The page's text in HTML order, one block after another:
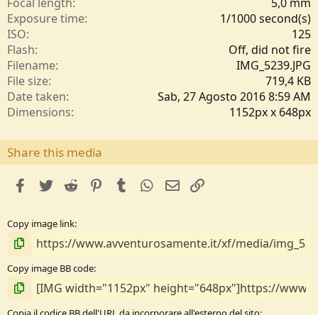
/
a
Focal length
5,0 mm
Exposure time
1/1000 second(s)
ISO
125
Flash
Off, did not fire
Filename
IMG_5239.JPG
File size
719,4 KB
Date taken
Sab, 27 Agosto 2016 8:59 AM
Dimensions
1152px x 648px
Share this media
facebookTwitterReddit PinterestTumblrWhatsApp
e-mail
Copy image link
Copy image BB code